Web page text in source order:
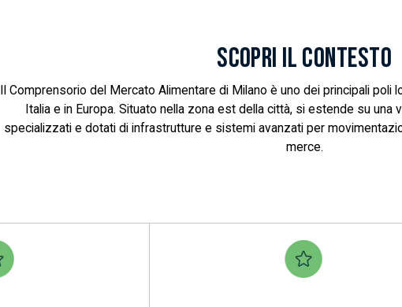
SCOPRI IL CONTESTO
Il Comprensorio del Mercato Alimentare di Milano è uno dei principali
Italia e in Europa. Situato nella zona est della città, si estende su una
specializzati e dotati di infrastrutture e sistemi avanzati per
merce.